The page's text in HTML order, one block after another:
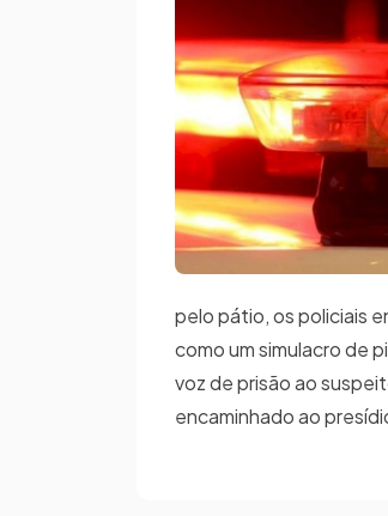
pelo pátio, os policiais
como um simulacro de
voz de prisão ao
encaminhado ao